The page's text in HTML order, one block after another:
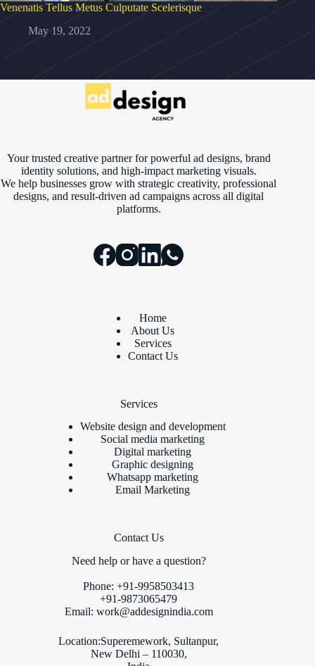
Venenatis Tellus Metus Culputate Scelerisque
May 19, 2022
Your trusted creative partner for powerful ad designs, brand
identity solutions, and high-impact marketing visuals.
We help businesses grow with strategic creativity, professional
designs, and result-driven ad campaigns across all digital
platforms.
Home
About Us
Services
Contact Us
Services
Website design and development
Social media marketing
Digital marketing
Graphic designing
Whatsapp marketing
Email Marketing
Contact Us
Need help or have a question?
Phone: +91-9958503413
+91-9873065479
Email: work@addesignindia.com
Location:Superemework, Sultanpur,
New Delhi – 110030,